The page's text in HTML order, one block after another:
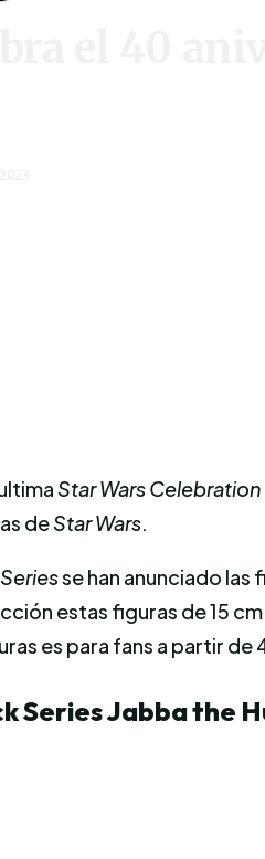
Star Wars
deStar Wars.
se han anunciado
estas figuras de 15 cm
es para fans a partir de
Series Jabba the